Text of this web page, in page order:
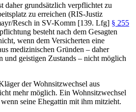
grundsätzlich verpflichtet zu
zu erreichen (RIS-Justiz
Resch in SV-Komm [139. Lfg] § 255
besteht nach dem Gesagten
wenn dem Versicherten eine
medizinischen Gründen – daher
und geistigen Zustands – nicht möglich
der Wohnsitzwechsel aus
mehr möglich. Ein Wohnsitzwechsel
seine Ehegattin mit ihm mitzieht.